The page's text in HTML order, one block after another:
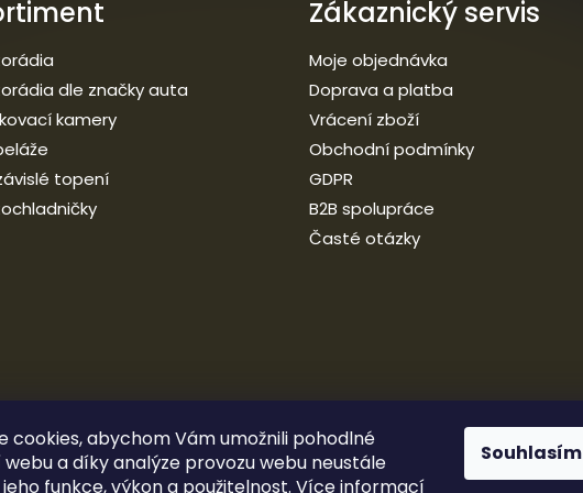
cookies, abychom Vám umožnili pohodlné
a díky analýze provozu webu neustále
funkce, výkon a použitelnost. Více informací
Souhlasím
dle značky auta
kamery
topení
Zákaznický servis
Moje objednávka
Doprava a platba
Vrácení zboží
Obchodní podmínky
GDPR
B2B spolupráce
Časté otázky